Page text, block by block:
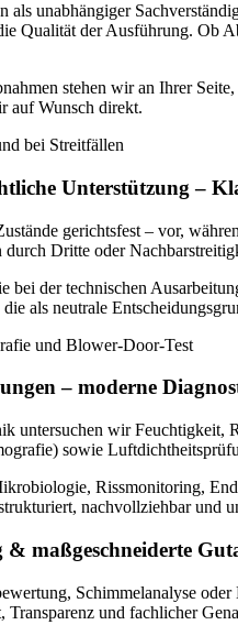
als unabhängiger
Qualität der Ausführung. Ob
stehen wir an Ihrer
auf Wunsch direkt.
Unterstützung –
gerichtsfest – vor,
durch Dritte oder
bei der technischen
als neutrale
– moderne
untersuchen wir Feuchtigkeit,
sowie
Rissmonitoring,
nachvollziehbar und
maßgeschneiderte
Schimmelanalyse
und fachlicher